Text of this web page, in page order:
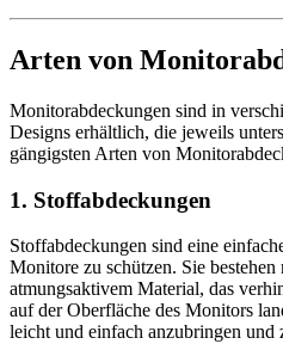
Arten von
Monitorabdeckungen sind in
Designs erhältlich, die jeweils
gängigsten Arten von
1. Stoffabdeckungen
Stoffabdeckungen sind eine
Monitore zu schützen. Sie bestehen
atmungsaktivem Material, das
auf der Oberfläche des Monitors
leicht und einfach anzubringen und